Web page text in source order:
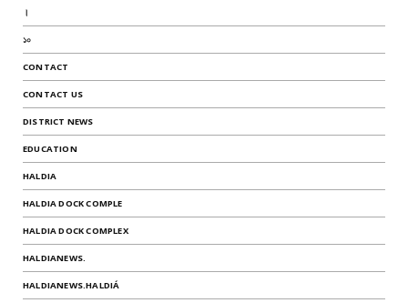
।
১০
CONTACT
CONTACT US
DISTRICT NEWS
EDUCATION
HALDIA
HALDIA DOCK COMPLE
HALDIA DOCK COMPLEX
HALDIANEWS.
HALDIANEWS.HALDIÁ